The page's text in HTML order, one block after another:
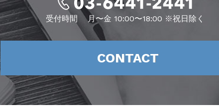
受付時間 月〜金 10:00〜18:00 ※祝日除く
CONTACT